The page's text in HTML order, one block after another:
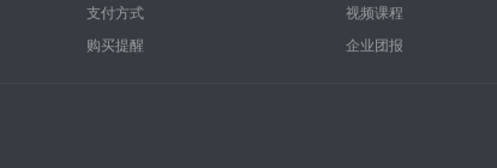
支付方式
购买提醒
视频课程
企业团报